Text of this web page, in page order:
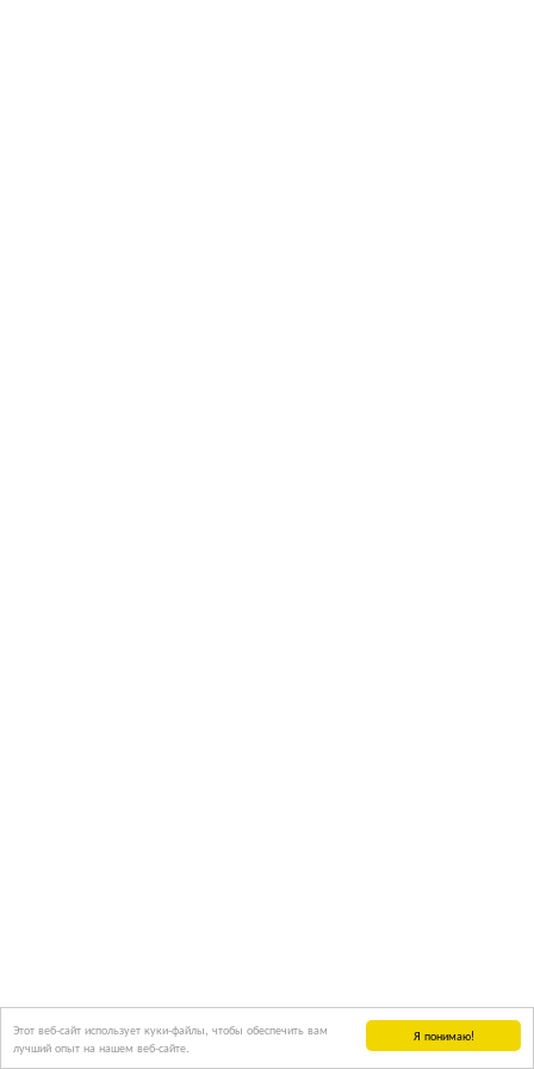
Я понимаю!
Этот веб-сайт использует куки-файлы, чтобы обеспечить вам
лучший опыт на нашем веб-сайте.